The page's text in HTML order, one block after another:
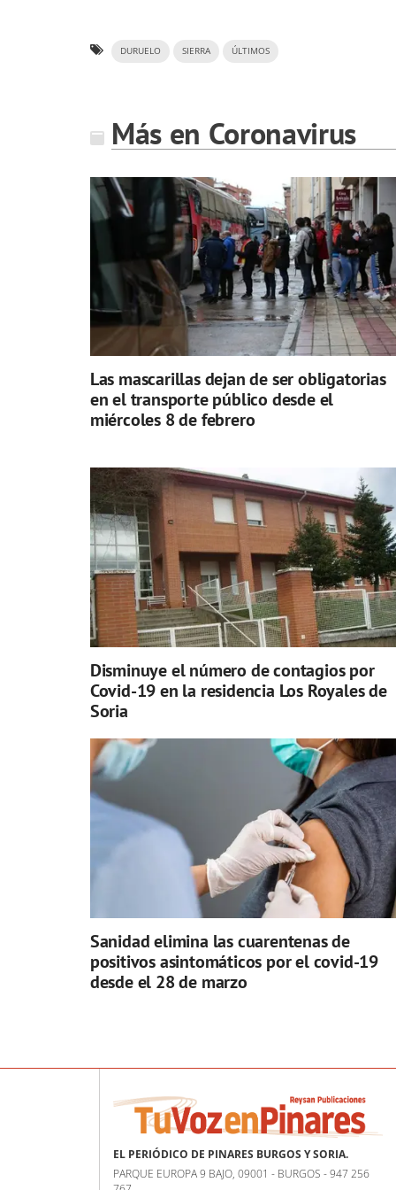
DURUELO SIERRA ÚLTIMOS
Más en Coronavirus
Las mascarillas dejan de ser obligatorias
en el transporte público desde el
miércoles 8 de febrero
Disminuye el número de contagios por
Covid-19 en la residencia Los Royales de
Soria
Sanidad elimina las cuarentenas de
positivos asintomáticos por el covid-19
desde el 28 de marzo
EL PERIÓDICO DE PINARES BURGOS Y SORIA.
PARQUE EUROPA 9 BAJO, 09001 - BURGOS - 947 256